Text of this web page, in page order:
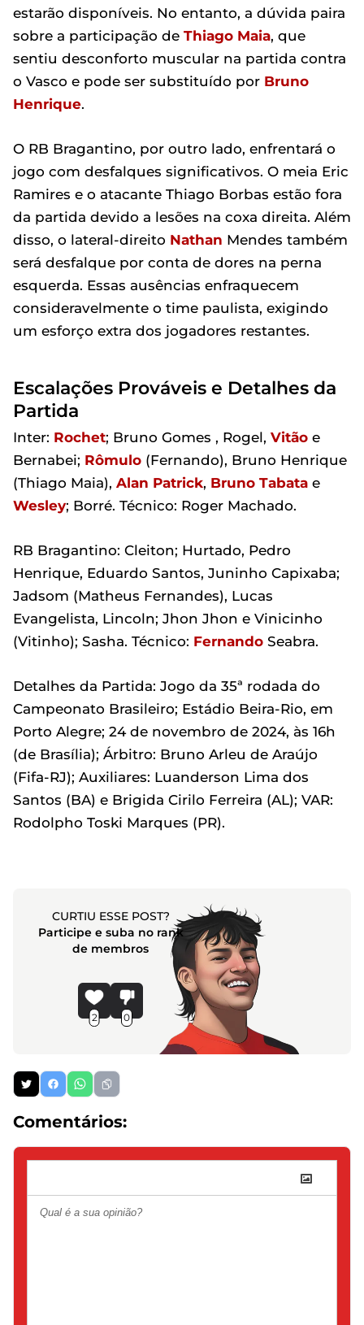
estarão disponíveis. No entanto, a dúvida paira
sobre a participação de Thiago Maia, que
sentiu desconforto muscular na partida contra
o Vasco e pode ser substituído por Bruno
Henrique.
O RB Bragantino, por outro lado, enfrentará o
jogo com desfalques significativos. O meia Eric
Ramires e o atacante Thiago Borbas estão fora
da partida devido a lesões na coxa direita. Além
disso, o lateral-direito Nathan Mendes também
será desfalque por conta de dores na perna
esquerda. Essas ausências enfraquecem
consideravelmente o time paulista, exigindo
um esforço extra dos jogadores restantes.
Escalações Prováveis e Detalhes da
Partida
Inter: Rochet; Bruno Gomes , Rogel, Vitão e
Bernabei; Rômulo (Fernando), Bruno Henrique
(Thiago Maia), Alan Patrick, Bruno Tabata e
Wesley; Borré. Técnico: Roger Machado.
RB Bragantino: Cleiton; Hurtado, Pedro
Henrique, Eduardo Santos, Juninho Capixaba;
Jadsom (Matheus Fernandes), Lucas
Evangelista, Lincoln; Jhon Jhon e Vinicinho
(Vitinho); Sasha. Técnico: Fernando Seabra.
Detalhes da Partida: Jogo da 35ª rodada do
Campeonato Brasileiro; Estádio Beira-Rio, em
Porto Alegre; 24 de novembro de 2024, às 16h
(de Brasília); Árbitro: Bruno Arleu de Araújo
(Fifa-RJ); Auxiliares: Luanderson Lima dos
Santos (BA) e Brigida Cirilo Ferreira (AL); VAR:
Rodolpho Toski Marques (PR).
CURTIU ESSE POST?
Participe e suba no rank
de membros
2 0
Comentários: